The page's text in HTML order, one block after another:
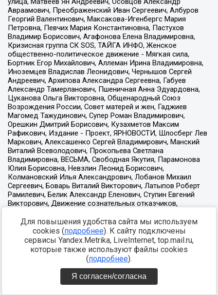
Для повышения удобства сайта мы используем
cookies (подробнее). К сайту подключены
сервисы Yandex.Metrika, LiveInternet, top.mail.ru,
которые также используют файлы cookies
(подробнее).
Я согласен/согласна